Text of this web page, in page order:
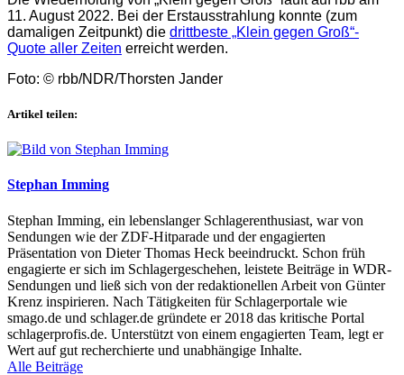
11. August 2022. Bei der Erstausstrahlung konnte (zum
damaligen Zeitpunkt) die drittbeste „Klein gegen Groß“-
Quote aller Zeiten erreicht werden.
Foto: © rbb/NDR/Thorsten Jander
Artikel teilen:
Stephan Imming
Stephan Imming, ein lebenslanger Schlagerenthusiast, war von
Sendungen wie der ZDF-Hitparade und der engagierten
Präsentation von Dieter Thomas Heck beeindruckt. Schon früh
engagierte er sich im Schlagergeschehen, leistete Beiträge in WDR-
Sendungen und ließ sich von der redaktionellen Arbeit von Günter
Krenz inspirieren. Nach Tätigkeiten für Schlagerportale wie
smago.de und schlager.de gründete er 2018 das kritische Portal
schlagerprofis.de. Unterstützt von einem engagierten Team, legt er
Wert auf gut recherchierte und unabhängige Inhalte.
Alle Beiträge